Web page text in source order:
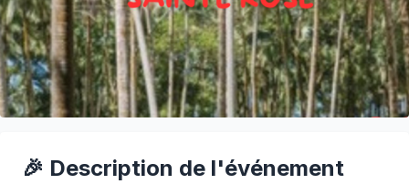
🎉 Description de l'événement